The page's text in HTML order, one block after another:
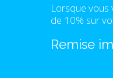
Lorsque vous
de 10% sur
Remise